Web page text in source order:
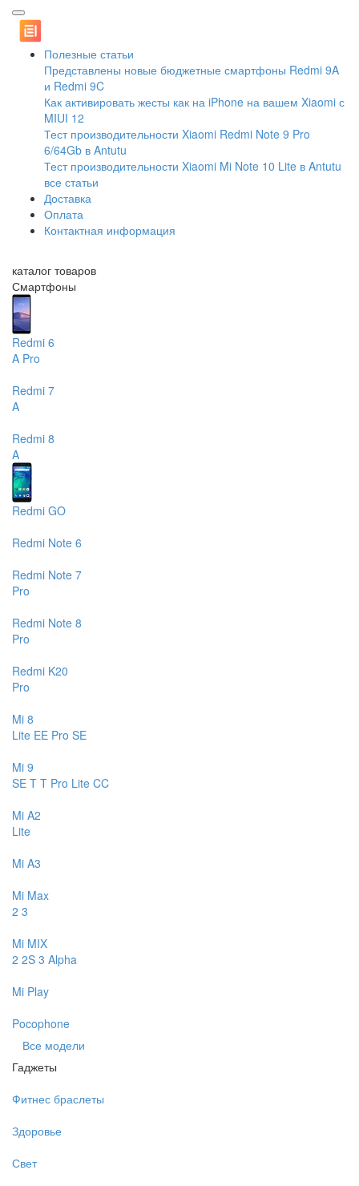
Полезные статьи
Представлены новые бюджетные смартфоны Redmi 9A
и Redmi 9C
Как активировать жесты как на iPhone на вашем Xiaomi с
MIUI 12
Тест производительности Xiaomi Redmi Note 9 Pro
6/64Gb в Antutu
Тест производительности Xiaomi Mi Note 10 Lite в Antutu
все статьи
Доставка
Оплата
Контактная информация
каталог товаров
Смартфоны
Redmi 6
A Pro
Redmi 7
A
Redmi 8
A
Redmi GO
Redmi Note 6
Redmi Note 7
Pro
Redmi Note 8
Pro
Redmi K20
Pro
Mi 8
Lite EE Pro SE
Mi 9
SE T T Pro Lite CC
Mi A2
Lite
Mi A3
Mi Max
2 3
Mi MIX
2 2S 3 Alpha
Mi Play
Pocophone
Все модели
Гаджеты
Фитнес браслеты
Здоровье
Свет